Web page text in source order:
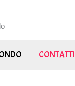
CONTATTI